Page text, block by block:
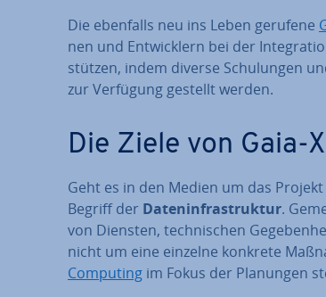
Die ebenfalls neu ins Leben gerufene
nen und Ent­wick­lern bei der
stüt­zen, indem diverse Schu­lun­gen
zur Verfügung gestellt werden.
Die Ziele von Gaia-X
Geht es in den Medien um das
Begriff der Da­ten­in­fra­struk­tur.
von Diensten, tech­ni­schen
nicht um eine einzelne konkrete
Computing im Fokus der Planungen